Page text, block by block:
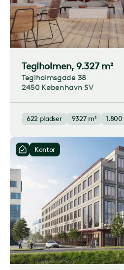
Teglholmen, 9.327 m²
Teglholmsgade 38
2450 København SV
622 pladser 9327 m² 1.800
Kontor